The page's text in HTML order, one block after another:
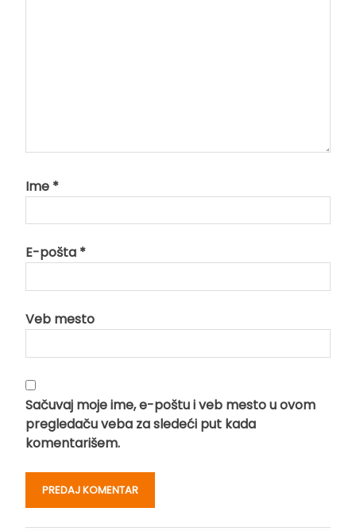
Ime *
E-pošta *
Veb mesto
Sačuvaj moje ime, e-poštu i veb mesto u ovom
pregledaču veba za sledeći put kada
komentarišem.